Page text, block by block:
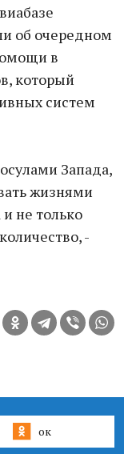
об очередном
в
который
систем
Запада,
жизнями
не только
-
ок